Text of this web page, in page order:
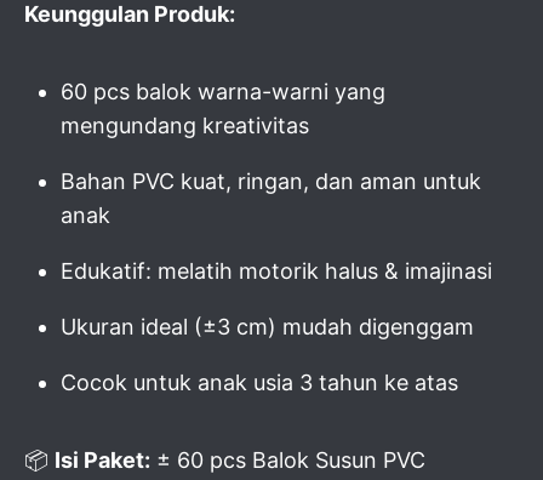
Keunggulan Produk:
60 pcs balok warna-warni yang
mengundang kreativitas
Bahan PVC kuat, ringan, dan aman untuk
anak
Edukatif: melatih motorik halus & imajinasi
Ukuran ideal (±3 cm) mudah digenggam
Cocok untuk anak usia 3 tahun ke atas
📦 Isi Paket: ± 60 pcs Balok Susun PVC